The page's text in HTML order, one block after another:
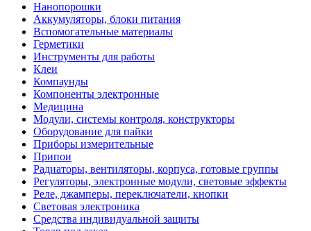
Нанопорошки
Аккумуляторы, блоки питания
Вспомогательные материалы
Герметики
Инструменты для работы
Клеи
Компаунды
Компоненты электронные
Медицина
Модули, системы контроля, конструкторы
Оборудование для пайки
Приборы измерительные
Припои
Радиаторы, вентиляторы, корпуса, готовые группы
Регуляторы, электронные модули, световые эффекты
Реле, джамперы, переключатели, кнопки
Световая электроника
Средства индивидуальной защиты